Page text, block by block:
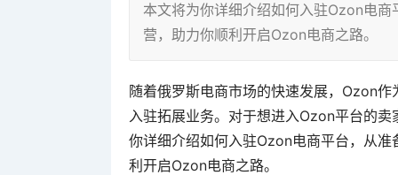
本文将为你详细介绍如何入驻Ozon电
营，助力你顺利开启Ozon电商之路。
随着俄罗斯电商市场的快速发展，Ozon
入驻拓展业务。对于想进入Ozon平台的
你详细介绍如何入驻Ozon电商平台，从
利开启Ozon电商之路。